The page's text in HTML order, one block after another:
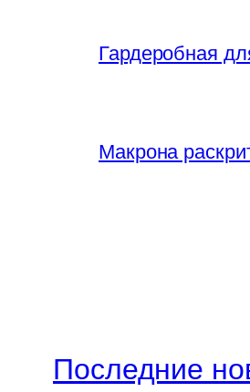
Гардеробная
Макрона
Последние